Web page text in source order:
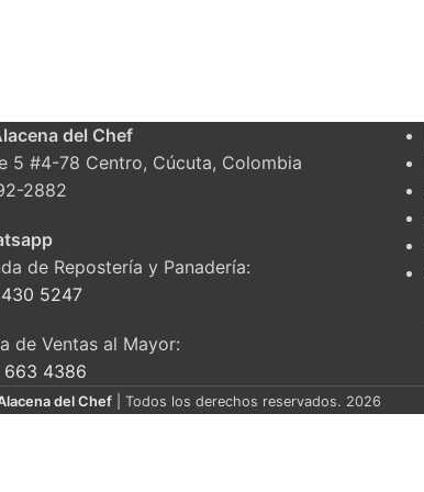
del Chef
5 #4-78 Centro, Cúcuta, Colombia
2882
de Repostería y Panadería:
5247
de Ventas al Mayor:
663 4386
del Chef | Todos los derechos reservados. 2026